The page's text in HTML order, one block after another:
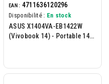
EAN : 4711636120296
Disponibilité : En stock
ASUS X1404VA-EB1422W
(Vivobook 14) - Portable 14p